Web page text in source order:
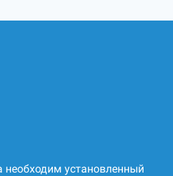
установленный